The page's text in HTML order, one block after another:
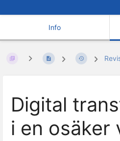
Info
Digital
i en osäker